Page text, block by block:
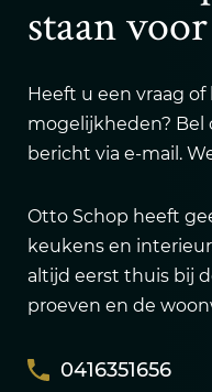
staan
Heeft u een vraag
mogelijkheden? Bel
bericht via e-mail.
Otto Schop heeft
keukens en
altijd eerst thuis bij
proeven en de
0416351656